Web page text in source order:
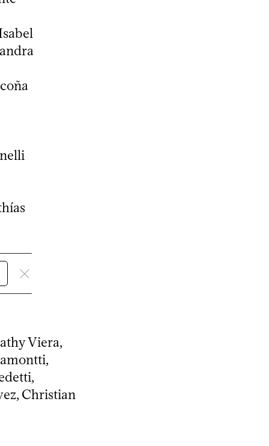
Viera,
Christian